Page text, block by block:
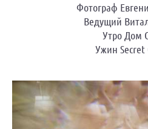
Фотограф
Ведущий
Утро Дом
Ужин Secret